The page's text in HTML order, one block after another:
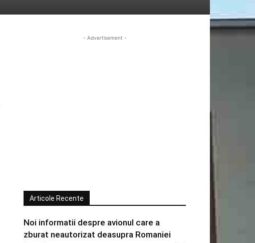
- Advertisement -
Articole Recente
Noi informatii despre avionul care a
zburat neautorizat deasupra Romaniei